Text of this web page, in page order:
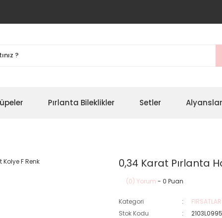
Pırlanta Bileklikler Setler Alyanslar
0,34 Karat Pırlanta
(0) Yorum - 0 Puan
Kategori FIRSATLAR
Stok Kodu